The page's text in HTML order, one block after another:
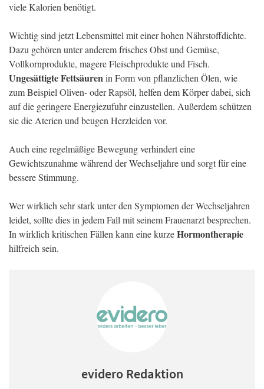
viele Kalorien benötigt.
Wichtig sind jetzt Lebensmittel mit einer hohen Nährstoffdichte.
Dazu gehören unter anderem frisches Obst und Gemüse,
Vollkornprodukte, magere Fleischprodukte und Fisch.
Ungesättigte Fettsäurenin Form von pflanzlichen Ölen, wie
zum Beispiel Oliven- oder Rapsöl, helfen dem Körper dabei, sich
auf die geringere Energiezufuhr einzustellen. Außerdem schützen
sie die Aterien und beugen Herzleiden vor.
Auch eine regelmäßige Bewegung verhindert eine
Gewichtszunahme während der Wechseljahre und sorgt für eine
bessere Stimmung.
Wer wirklich sehr stark unter den Symptomen der Wechseljahren
leidet, sollte dies in jedem Fall mit seinem Frauenarzt besprechen.
In wirklich kritischen Fällen kann eine kurzeHormontherapie
hilfreich sein.
evidero Redaktion